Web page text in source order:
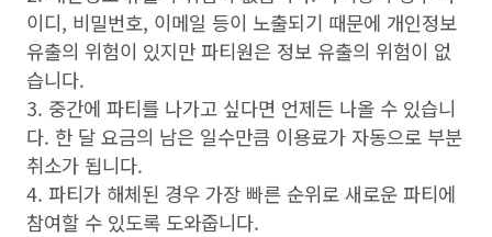
이디, 비밀번호, 이메일 등이 노출되기 때문에 개인정보
유출의 위험이 있지만 파티원은 정보 유출의 위험이 없
습니다.
3. 중간에 파티를 나가고 싶다면 언제든 나올 수 있습니
다. 한 달 요금의 남은 일수만큼 이용료가 자동으로 부분
취소가 됩니다.
4. 파티가 해체된 경우 가장 빠른 순위로 새로운 파티에
참여할 수 있도록 도와줍니다.